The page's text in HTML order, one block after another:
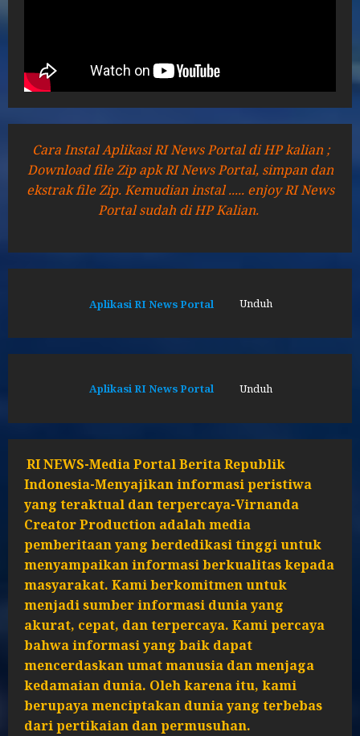
Cara Instal Aplikasi RI News Portal di HP kalian ;
Download file Zip apk RI News Portal, simpan dan
ekstrak file Zip. Kemudian instal ..... enjoy RI News
Portal sudah di HP Kalian.
Aplikasi RI News Portal Unduh
Aplikasi RI News Portal Unduh
RI NEWS-Media Portal Berita Republik
Indonesia-Menyajikan informasi peristiwa
yang teraktual dan terpercaya-Virnanda
Creator Production adalah media
pemberitaan yang berdedikasi tinggi untuk
menyampaikan informasi berkualitas kepada
masyarakat. Kami berkomitmen untuk
menjadi sumber informasi dunia yang
akurat, cepat, dan terpercaya. Kami percaya
bahwa informasi yang baik dapat
mencerdaskan umat manusia dan menjaga
kedamaian dunia. Oleh karena itu, kami
berupaya menciptakan dunia yang terbebas
dari pertikaian dan permusuhan.